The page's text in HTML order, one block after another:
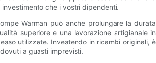
che i vostri dipendenti.
Warman può anche prolungare la durata
superiore e una lavorazione artigianale in
utilizzate. Investendo in ricambi originali, è
a guasti imprevisti.